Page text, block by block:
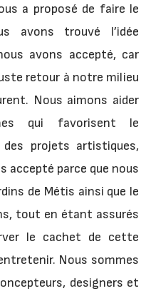
a proposé de faire le
avons trouvé l’idée
avons accepté, car
retour à notre milieu
Nous aimons aider
qui favorisent le
projets artistiques,
accepté parce que nous
de Métis ainsi que le
tout en étant assurés
le cachet de cette
Nous sommes
designers et